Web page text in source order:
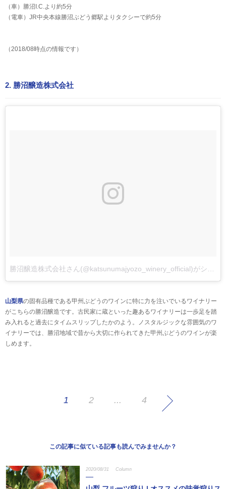
（車）勝沼I.C.より約5分
（電車）JR中央本線勝沼ぶどう郷駅よりタクシーで約5分
（2018/08時点の情報です）
2. 勝沼醸造株式会社
山梨県の固有品種である甲州ぶどうのワインに特に力を注いでいるワイナリー
がこちらの勝沼醸造です。古民家に蔵といった趣あるワイナリーは一歩足を踏
み入れると過去にタイムスリップしたかのよう。ノスタルジックな雰囲気のワ
イナリーでは、勝沼地域で昔から大切に作られてきた甲州ぶどうのワインが楽
しめます。
1 2 ... 4
この記事に似ている記事も読んでみませんか？
2020/08/31 Column